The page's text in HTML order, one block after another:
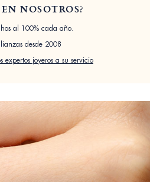
NOSOTROS?
al 100% cada año.
desde 2008
expertos joyeros a su servicio